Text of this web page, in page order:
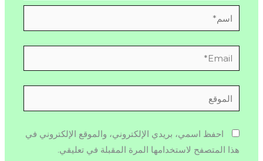
اسم*
Email*
الموقع
احفظ اسمي، بريدي الإلكتروني، والموقع الإلكتروني في
هذا المتصفح لاستخدامها المرة المقبلة في تعليقي.